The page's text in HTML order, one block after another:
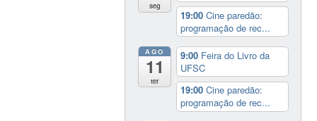
seg
19:00Cine paredão:
programação de rec...
AGO
11
ter
9:00 Feira do Livro da
UFSC
19:00Cine paredão:
programação de rec...